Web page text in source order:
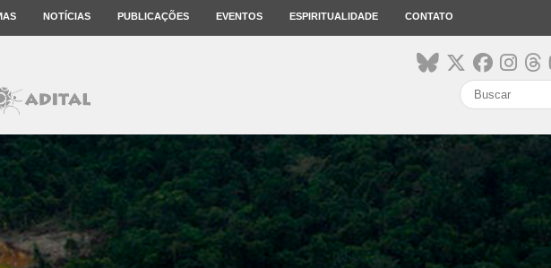
NOTÍCIAS PUBLICAÇÕES EVENTOS ESPIRITUALIDADE CONTATO